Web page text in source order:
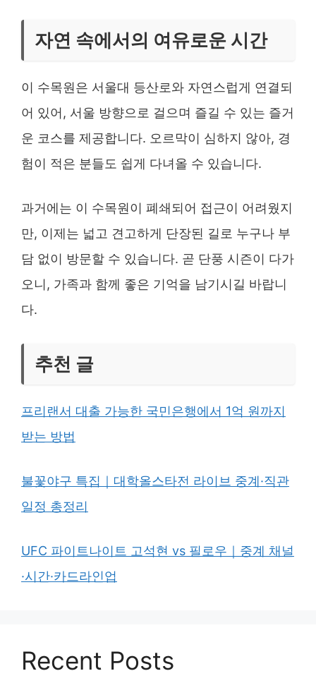
자연 속에서의 여유로운 시간
이 수목원은 서울대 등산로와 자연스럽게 연결되
어 있어, 서울 방향으로 걸으며 즐길 수 있는 즐거
운 코스를 제공합니다. 오르막이 심하지 않아, 경
험이 적은 분들도 쉽게 다녀올 수 있습니다.
과거에는 이 수목원이 폐쇄되어 접근이 어려웠지
만, 이제는 넓고 견고하게 단장된 길로 누구나 부
담 없이 방문할 수 있습니다. 곧 단풍 시즌이 다가
오니, 가족과 함께 좋은 기억을 남기시길 바랍니
다.
추천 글
프리랜서 대출 가능한 국민은행에서 1억 원까지
받는 방법
불꽃야구 특집｜대학올스타전 라이브 중계·직관
일정 총정리
UFC 파이트나이트 고석현 vs 필로우｜중계 채널
·시간·카드라인업
Recent Posts